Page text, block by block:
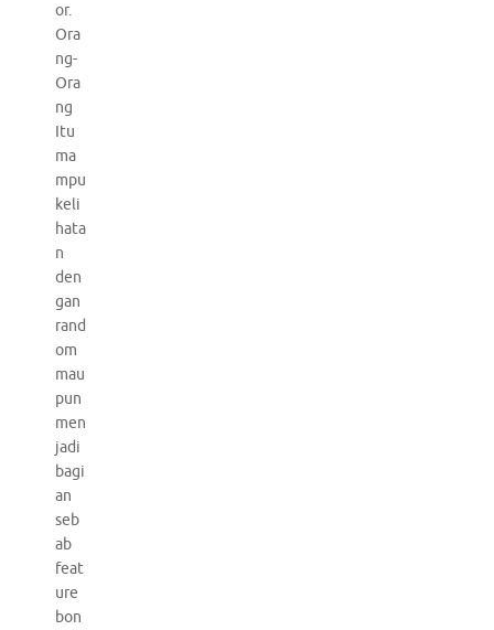
or.
Ora
ng-
Ora
ng
Itu
ma
mpu
keli
hata
n
den
gan
rand
om
mau
pun
men
jadi
bagi
an
seb
ab
feat
ure
bon